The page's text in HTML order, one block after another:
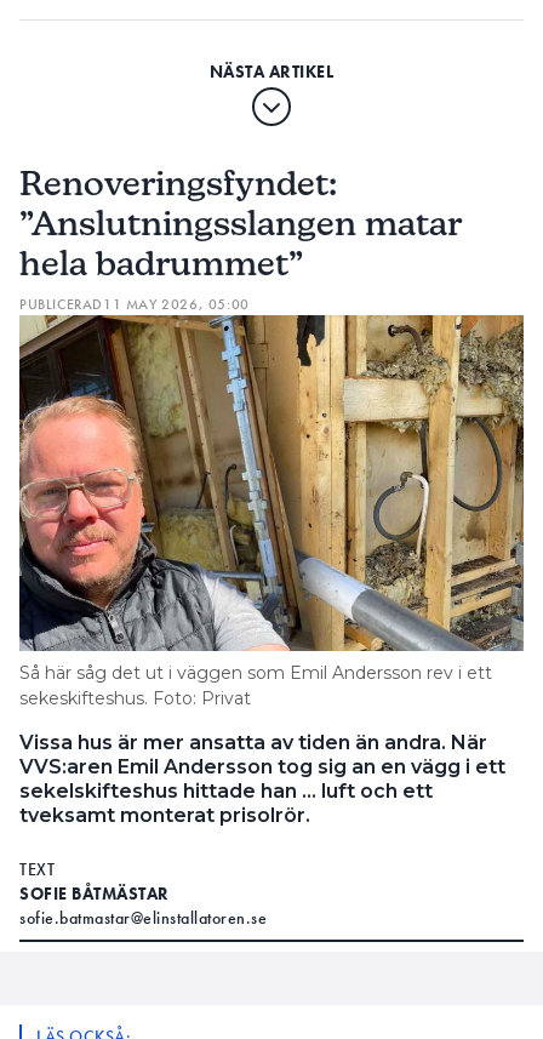
Renoveringsfyndet:
”Anslutningsslangen matar
hela badrummet”
PUBLICERAD 11 MAY 2026, 05:00
Så här såg det ut i väggen som Emil Andersson rev i ett
sekeskifteshus. Foto: Privat
Vissa hus är mer ansatta av tiden än andra. När
VVS:aren Emil Andersson tog sig an en vägg i ett
sekelskifteshus hittade han … luft och ett
tveksamt monterat prisolrör.
TEXT
SOFIE BÅTMÄSTAR
sofie.batmastar@elinstallatoren.se